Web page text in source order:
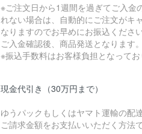
※ご注文日から1週間を過ぎてご入金
れない場合は、自動的にご注文がキ
なりますのでお早めにお振込ください
ご入金確認後、商品発送となります。
※振込手数料はお客様負担となってお
現金代引き（30万円まで）
ゆうパックもしくはヤマト運輸の配
ご請求金額をお支払いいただく方法で